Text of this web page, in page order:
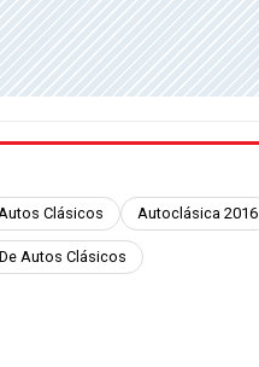
Clásicos Autoclásica 2016
Autos Clásicos